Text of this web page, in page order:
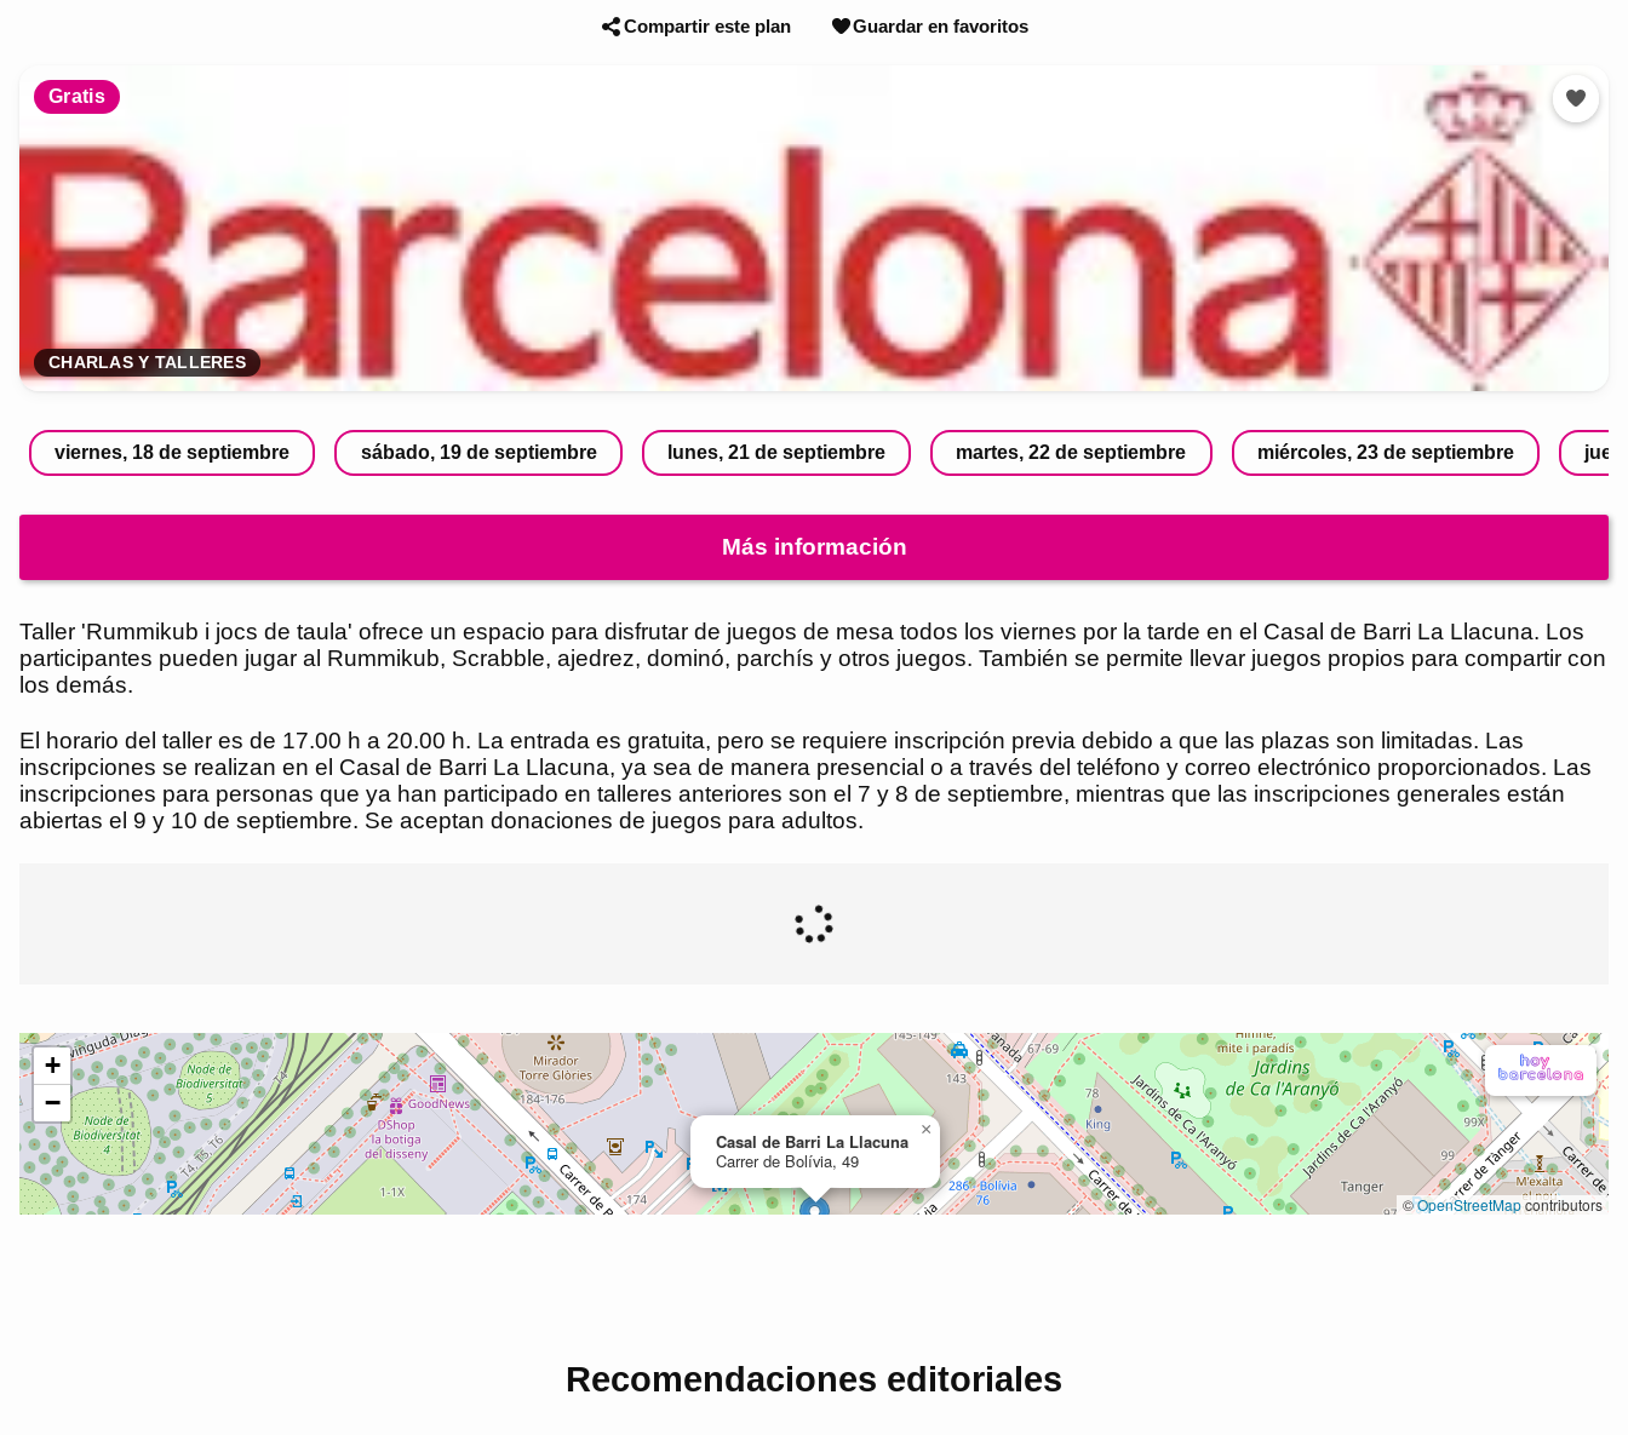
Compartir este plan Guardar en favoritos
Gratis
CHARLAS Y TALLERES
viernes, 18 de septiembre sábado, 19 de septiembre lunes, 21 de septiembre martes, 22 de septiembre miércoles, 23 de septiembre
Más información
Taller 'Rummikub i jocs de taula' ofrece un espacio para disfrutar de juegos de mesa todos los viernes por la tarde en el Casal de Barri La Llacuna. Los
participantes pueden jugar al Rummikub, Scrabble, ajedrez, dominó, parchís y otros juegos. También se permite llevar juegos propios para compartir con
los demás.
El horario del taller es de 17.00 h a 20.00 h. La entrada es gratuita, pero se requiere inscripción previa debido a que las plazas son limitadas. Las
inscripciones se realizan en el Casal de Barri La Llacuna, ya sea de manera presencial o a través del teléfono y correo electrónico proporcionados. Las
inscripciones para personas que ya han participado en talleres anteriores son el 7 y 8 de septiembre, mientras que las inscripciones generales están
abiertas el 9 y 10 de septiembre. Se aceptan donaciones de juegos para adultos.
Recomendaciones editoriales